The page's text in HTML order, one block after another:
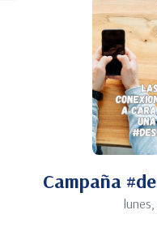
Campaña